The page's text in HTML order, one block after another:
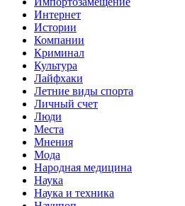
Интернет
Истории
Компании
Криминал
Культура
Лайфхаки
Летние виды спорта
Личный счет
Люди
Места
Мнения
Мода
Народная медицина
Наука
Наука и техника